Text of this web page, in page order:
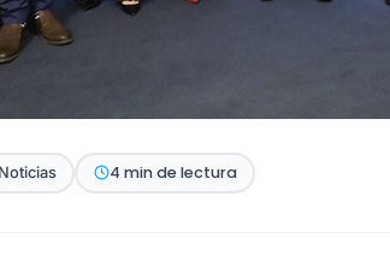
4 min de lectura